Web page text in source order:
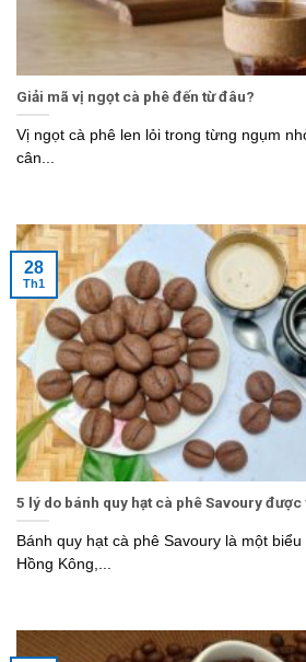
Giải mã vị ngọt cà phê đến từ đâu?
Vị ngọt cà phê len lỏi trong từng ngụm
cân...
5 lý do bánh quy hạt cà phê Savoury được
Bánh quy hạt cà phê Savoury là một
Hồng Kông,...
28
Th1